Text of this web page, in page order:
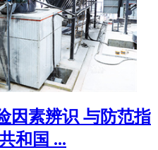
因素辨识 与防范指
和国 ...